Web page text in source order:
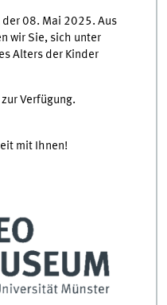
08. Mai 2025. Aus
wir Sie, sich unter
Alters der Kinder
Verfügung.
mit Ihnen!